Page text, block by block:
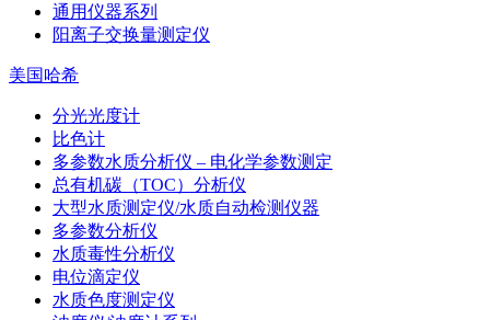
通用仪器系列
阳离子交换量测定仪
美国哈希
分光光度计
比色计
多参数水质分析仪 – 电化学参数测定
总有机碳（TOC）分析仪
大型水质测定仪/水质自动检测仪器
多参数分析仪
水质毒性分析仪
电位滴定仪
水质色度测定仪